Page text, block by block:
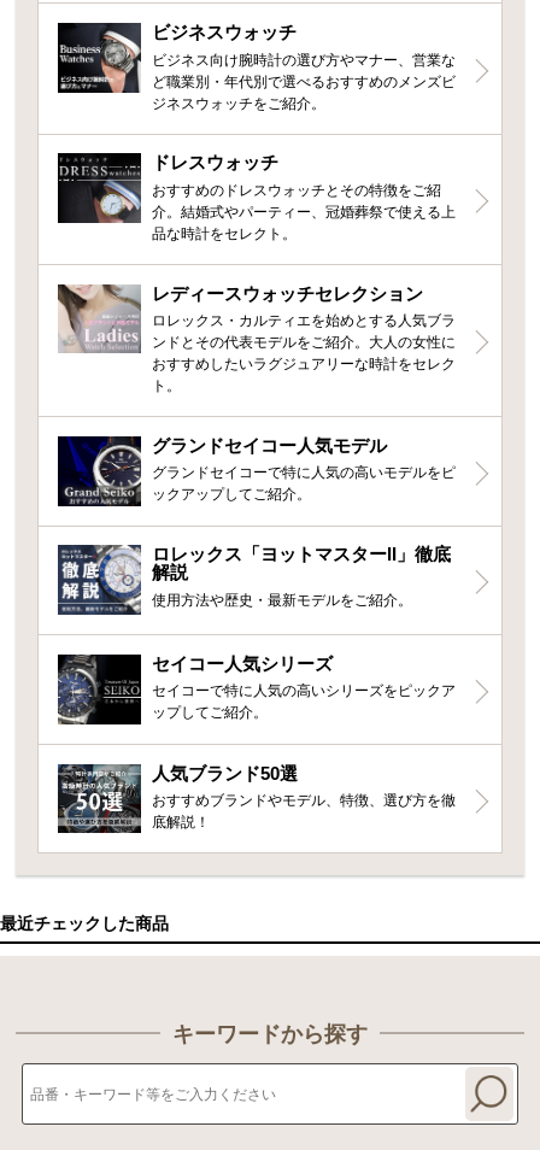
ビジネスウォッチ
ビジネス向け腕時計の選び方やマナー、営業な
ど職業別・年代別で選べるおすすめのメンズビ
ジネスウォッチをご紹介。
ドレスウォッチ
おすすめのドレスウォッチとその特徴をご紹
介。結婚式やパーティー、冠婚葬祭で使える上
品な時計をセレクト。
レディースウォッチセレクション
ロレックス・カルティエを始めとする人気ブラ
ンドとその代表モデルをご紹介。大人の女性に
おすすめしたいラグジュアリーな時計をセレク
ト。
グランドセイコー人気モデル
グランドセイコーで特に人気の高いモデルをピ
ックアップしてご紹介。
ロレックス「ヨットマスターII」徹底
解説
使用方法や歴史・最新モデルをご紹介。
セイコー人気シリーズ
セイコーで特に人気の高いシリーズをピックア
ップしてご紹介。
人気ブランド50選
おすすめブランドやモデル、特徴、選び方を徹
底解説！
最近チェックした商品
キーワードから探す